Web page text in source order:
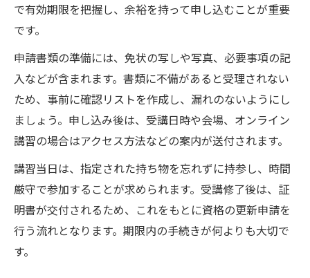
で有効期限を把握し、余裕を持って申し込むことが重要
です。
申請書類の準備には、免状の写しや写真、必要事項の記
入などが含まれます。書類に不備があると受理されない
ため、事前に確認リストを作成し、漏れのないようにし
ましょう。申し込み後は、受講日時や会場、オンライン
講習の場合はアクセス方法などの案内が送付されます。
講習当日は、指定された持ち物を忘れずに持参し、時間
厳守で参加することが求められます。受講修了後は、証
明書が交付されるため、これをもとに資格の更新申請を
行う流れとなります。期限内の手続きが何よりも大切で
す。